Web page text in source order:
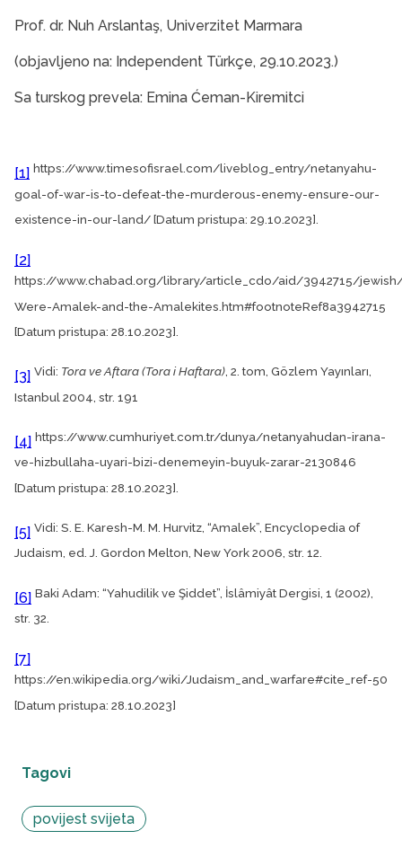
Prof. dr. Nuh Arslantaş, Univerzitet Marmara
(objavljeno na: Independent Türkçe, 29.10.2023.)
Sa turskog prevela: Emina Ćeman-Kiremitci
[1] https://www.timesofisrael.com/liveblog_entry/netanyahu-
goal-of-war-is-to-defeat-the-murderous-enemy-ensure-our-
existence-in-our-land/ [Datum pristupa: 29.10.2023].
[2]
https://www.chabad.org/library/article_cdo/aid/3942715/
Were-Amalek-and-the-Amalekites.htm#footnoteRef8a3942715
[Datum pristupa: 28.10.2023].
[3] Vidi: Tora ve Aftara (Tora i Haftara), 2. tom, Gözlem Yayınları,
Istanbul 2004, str. 191
[4] https://www.cumhuriyet.com.tr/dunya/netanyahudan-irana-
ve-hizbullaha-uyari-bizi-denemeyin-buyuk-zarar-2130846
[Datum pristupa: 28.10.2023].
[5] Vidi: S. E. Karesh-M. M. Hurvitz, “Amalek”, Encyclopedia of
Judaism, ed. J. Gordon Melton, New York 2006, str. 12.
[6] Baki Adam: “Yahudilik ve Şiddet”, İslâmiyât Dergisi, 1 (2002),
str. 32.
[7]
https://en.wikipedia.org/wiki/Judaism_and_warfare#cite_ref-50
[Datum pristupa: 28.10.2023]
Tagovi
povijest svijeta